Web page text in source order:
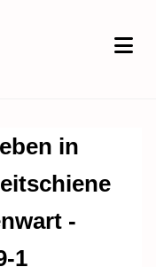
in
-
1